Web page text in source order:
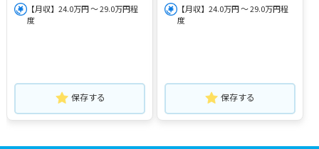
【月収】24.0万円 ～ 29.0万円程
度
保存する
【月収】24.0万円 ～ 29.0万円程
度
保存する